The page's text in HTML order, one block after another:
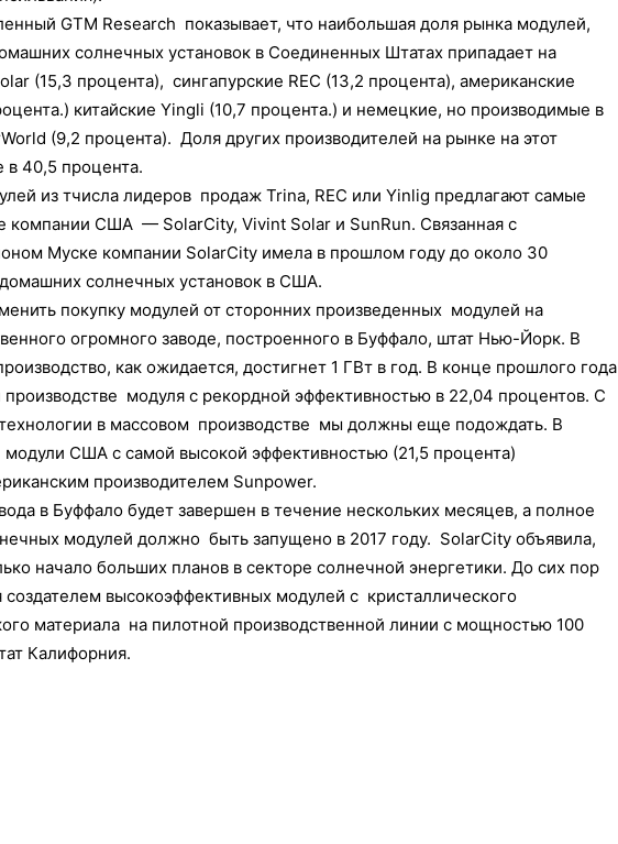
GTM Research показывает, что наибольшая доля рынка модулей,
солнечных установок в Соединенных Штатах припадает на
(15,3 процента), сингапурские REC (13,2 процента), американские
китайские Yingli (10,7 процента.) и немецкие, но производимые в
(9,2 процента). Доля других производителей на рынке на этот
40,5 процента.
из тчисла лидеров продаж Trina, REC или Yinlig предлагают самые
компании США — SolarCity, Vivint Solar и SunRun. Связанная с
Муске компании SolarCity имела в прошлом году до около 30
солнечных установок в США.
покупку модулей от сторонних произведенных модулей на
огромного заводе, построенного в Буффало, штат Нью-Йорк. В
как ожидается, достигнет 1 ГВт в год. В конце прошлого года
производстве модуля с рекордной эффективностью в 22,04 процентов. С
в массовом производстве мы должны еще подождать. В
США с самой высокой эффективностью (21,5 процента)
производителем Sunpower.
в Буффало будет завершен в течение нескольких месяцев, а полное
модулей должно быть запущено в 2017 году. SolarCity объявила,
начало больших планов в секторе солнечной энергетики. До сих пор
создателем высокоэффективных модулей с кристаллического
материала на пилотной производственной линии с мощностью 100
Калифорния.